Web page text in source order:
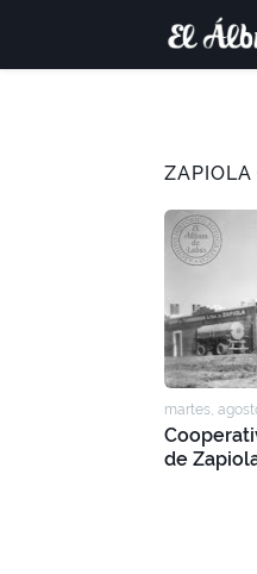
ZAPIOLA
martes,
de